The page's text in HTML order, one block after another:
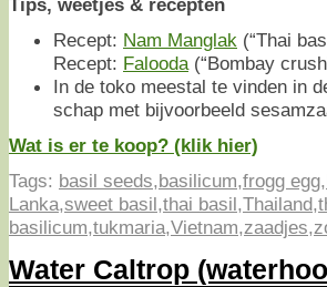
Recept: Nam Manglak (“Thai
Recept: Falooda (“Bombay
In de toko meestal te vinden in
schap met bijvoorbeeld
Wat is er te koop? (klik hier)
Tags: basil seeds,basilicum,frogg egg,
Lanka,sweet basil,thai basil,Thailand,
basilicum,tukmaria,Vietnam,zaadjes,
Water Caltrop